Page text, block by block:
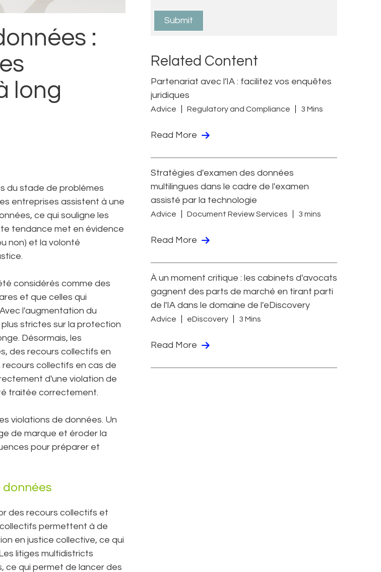
:
long
du stade de problèmes
entreprises assistent à une
ce qui souligne les
tendance met en évidence
non) et la volonté
considérés comme des
et que celles qui
l'augmentation du
strictes sur la protection
Désormais, les
des recours collectifs en
collectifs en cas de
d'une violation de
traitée correctement.
violations de données. Un
de marque et éroder la
pour préparer et
données
des recours collectifs et
collectifs permettent à de
en justice collective, ce qui
litiges multidistricts
ce qui permet de lancer des
Related Content
Partenariat avec l'IA : facilitez vos enquêtes
juridiques
Advice Regulatory and Compliance 3 Mins
Read More
Stratégies d'examen des données
multilingues dans le cadre de l'examen
assisté par la technologie
Advice Document Review Services 3 mins
Read More
À un moment critique : les cabinets d'avocats
gagnent des parts de marché en tirant parti
de l'IA dans le domaine de l'eDiscovery
Advice eDiscovery 3 Mins
Read More